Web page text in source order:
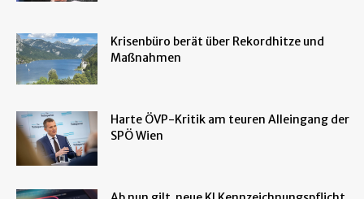
Krisenbüro berät über Rekordhitze und
Maßnahmen
Harte ÖVP-Kritik am teuren Alleingang der
SPÖ Wien